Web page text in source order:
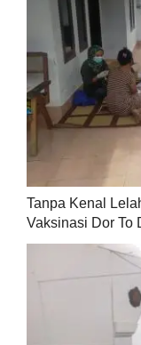
Tanpa Kenal
Vaksinasi Dor To